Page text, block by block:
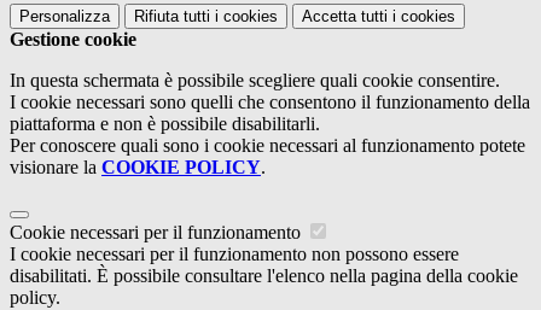
Personalizza Rifiuta tutti i cookies Accetta tutti i cookies
Gestione cookie
In questa schermata è possibile scegliere quali cookie consentire.
I cookie necessari sono quelli che consentono il funzionamento della
piattaforma e non è possibile disabilitarli.
Per conoscere quali sono i cookie necessari al funzionamento potete
visionare la COOKIE POLICY.
Cookie necessari per il funzionamento
I cookie necessari per il funzionamento non possono essere
disabilitati. È possibile consultare l'elenco nella pagina della cookie
policy.